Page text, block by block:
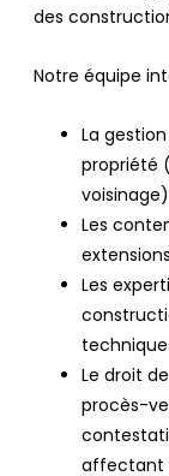
des
Notre équipe
La
propriété
Les
Les
Le droit
procès-
affectant